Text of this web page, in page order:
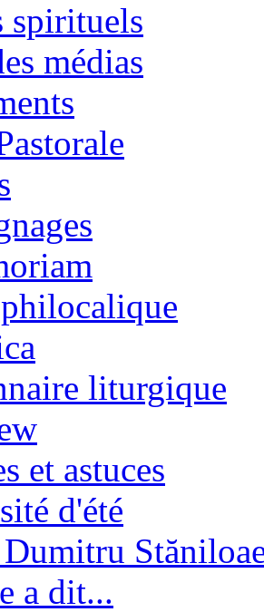
spirituels
médias
liturgique
et astuces
d'été
a dit...